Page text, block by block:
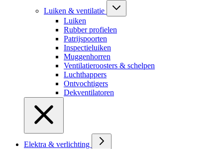
Luiken & ventilatie
Luiken
Rubber profielen
Patrijspoorten
Inspectieluiken
Muggenhorren
Ventilatieroosters & schelpen
Luchthappers
Ontvochtigers
Dekventilatoren
Elektra & verlichting